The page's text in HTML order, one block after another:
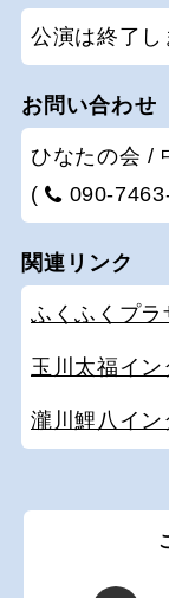
公演は終了し
お問い合わせ
ひなたの会 /
(
090-
関連リンク
ふくふくプラ
玉川太福イ
瀧川鯉八イ